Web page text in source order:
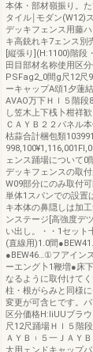
本体・部材嶺振り。
タイル￨モダン(W12)
デッキフェンス用藤
キ高銃れキ7ェンス別
[縦張り](H:1100)階段
田目部材名称使用区
PSFag2_0間g尺12尺
ーキャップA頌1夕蓮
AVAO万下Ｈｌ５階段
し笠木上下桟卜柑祥
ＣＡＹＢ２２パネル
枯蒜合計梱包類
ェンス踊場について0
デッキフェンスの取
W09部分にのみ取付
単体1スパンでの設置
キ本体の鼻隠しは加
ンステージ[高強度デ
い出し。・・1セット
(直線用)1.0間
●BEW46…①フアイン
ーエング卜1鞭増●床
なるように取付けて
柱・根がらみと同様
変更が可含ヒです。
区分価格H:liUUブラ
尺12尺踊場Ｈｌ５階
ＡＹＢ︲５一ＪＡＹ